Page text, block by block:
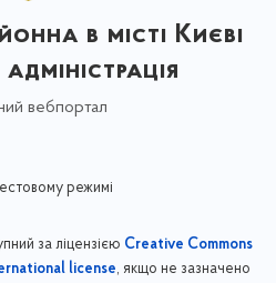
в місті Києві
вебпортал
режимі
за ліцензією Creative Commons
license, якщо не зазначено